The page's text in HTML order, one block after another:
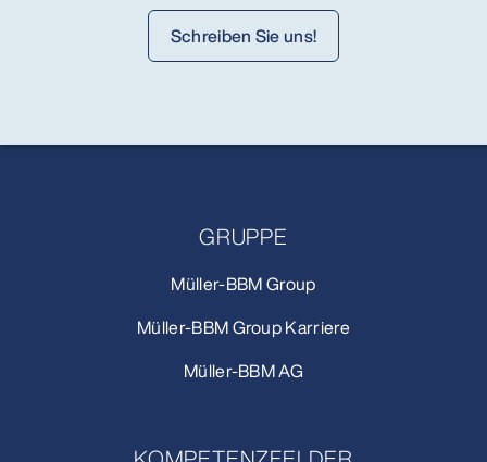
Schreiben Sie uns!
GRUPPE
Müller-BBM Group
Müller-BBM Group Karriere
Müller-BBM AG